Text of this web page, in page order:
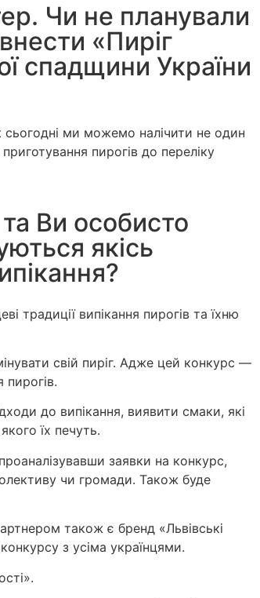
Чи не планували
«Пиріг
спадщини України
сьогодні ми можемо налічити не один
пирогів до переліку
Ви особисто
якісь
випікання пирогів та їхню
свій пиріг. Адже цей конкурс —
до випікання, виявити смаки, які
їх печуть.
заявки на конкурс,
чи громади. Також буде
також є бренд «Львівські
з усіма українцями.